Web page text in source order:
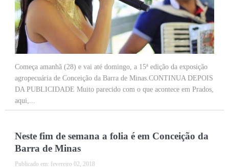
Começa amanhã (28) e vai até domingo, a 15ª edição da exposição
agropecuária de Conceição da Barra de Minas.CONTINUA DEPOIS
DA PUBLICIDADE Muito parecido com o que acontece em Prados,
aqui,...
Neste fim de semana a folia é em Conceição da
Barra de Minas
Publicado em: fevereiro 02, 2018